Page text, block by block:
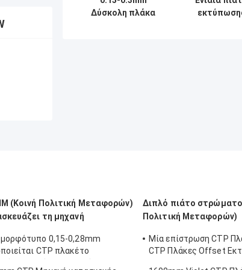
Δύσκολη πλάκα
(Κοινή Πολιτική Μεταφορών)
τη μηχανή
0,15-0,28mm
CTP πλακέτο
Διπλό πιάτο
Πολιτική Μεταφορών)
Μία επίστρωση CTP
CTP Πλάκες Offset